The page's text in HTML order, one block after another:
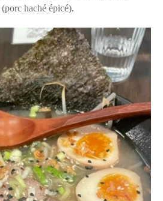
(porc haché épicé).